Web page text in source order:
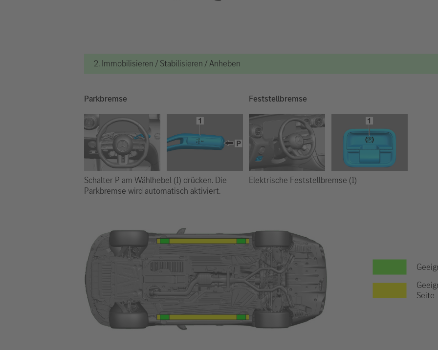
2. Immobilisieren / Stabilisieren / Anheben
Parkbremse
Schalter P am Wählhebel (1) drücken. Die
Parkbremse wird automatisch aktiviert.
Feststellbremse
Elektrische Feststellbremse (1)
Seite